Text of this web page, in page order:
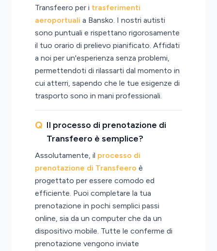
Transfeero per i trasferimenti
aeroportuali a Bansko. I nostri autisti
sono puntuali e rispettano rigorosamente
il tuo orario di prelievo pianificato. Affidati
a noi per un'esperienza senza problemi,
permettendoti di rilassarti dal momento in
cui atterri, sapendo che le tue esigenze di
trasporto sono in mani professionali.
Il processo di prenotazione di
Transfeero è semplice?
Assolutamente, il processo di
prenotazione di Transfeero è
progettato per essere comodo ed
efficiente. Puoi completare la tua
prenotazione in pochi semplici passi
online, sia da un computer che da un
dispositivo mobile. Tutte le conferme di
prenotazione vengono inviate